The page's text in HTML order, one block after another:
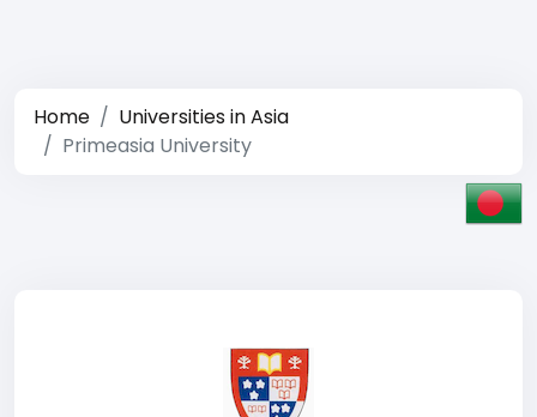
Home
Universities in Asia
Primeasia University